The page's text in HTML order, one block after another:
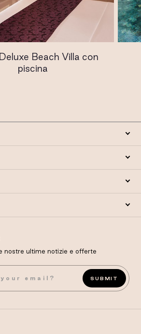
Beach Villa con
piscina
nostre ultime notizie e offerte
SUBMIT